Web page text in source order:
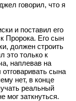
говорил, что я
и поставил его
Пророка. Его сын
должен строить
это только к
наплевав на
сына
нет, в конце
реальный
мог заткнуться.